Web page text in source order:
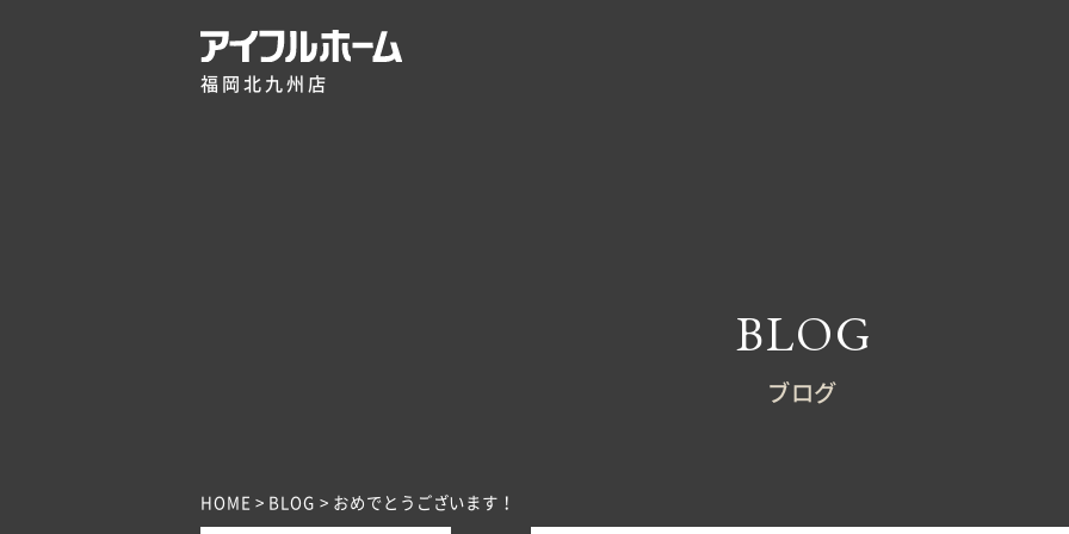
福岡北九州店
BLOG
ブログ
HOME BLOG おめでとうございます！